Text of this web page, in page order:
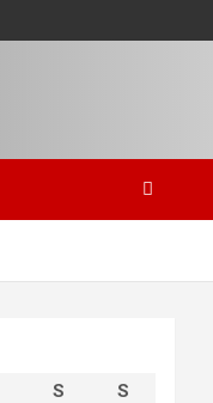
S
S